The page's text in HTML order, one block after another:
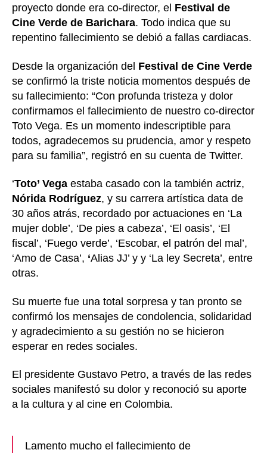
proyecto donde era co-director, el Festival de
Cine Verde de Barichara. Todo indica que su
repentino fallecimiento se debió a fallas cardiacas.
Desde la organización del Festival de Cine Verde
se confirmó la triste noticia momentos después de
su fallecimiento: “Con profunda tristeza y dolor
confirmamos el fallecimiento de nuestro co-director
Toto Vega. Es un momento indescriptible para
todos, agradecemos su prudencia, amor y respeto
para su familia”, registró en su cuenta de Twitter.
‘Toto’ Vega estaba casado con la también actriz,
Nórida Rodríguez, y su carrera artística data de
30 años atrás, recordado por actuaciones en ‘La
mujer doble’, ‘De pies a cabeza’, ‘El oasis’, ‘El
fiscal’, ‘Fuego verde’, ‘Escobar, el patrón del mal’,
‘Amo de Casa’, ‘Alias JJ’ y y ‘La ley Secreta’, entre
otras.
Su muerte fue una total sorpresa y tan pronto se
confirmó los mensajes de condolencia, solidaridad
y agradecimiento a su gestión no se hicieron
esperar en redes sociales.
El presidente Gustavo Petro, a través de las redes
sociales manifestó su dolor y reconoció su aporte
a la cultura y al cine en Colombia.
Lamento mucho el fallecimiento de